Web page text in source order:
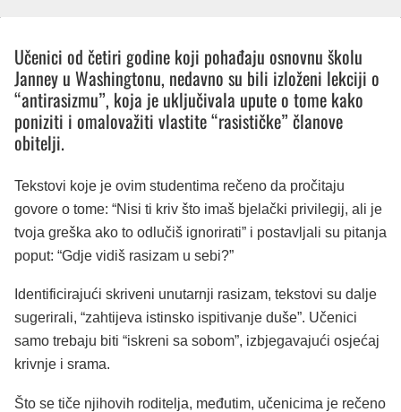
Učenici od četiri godine koji pohađaju osnovnu školu
Janney u Washingtonu, nedavno su bili izloženi lekciji o
“antirasizmu”, koja je uključivala upute o tome kako
poniziti i omalovažiti vlastite “rasističke” članove
obitelji.
Tekstovi koje je ovim studentima rečeno da pročitaju
govore o tome: “Nisi ti kriv što imaš bjelački privilegij, ali je
tvoja greška ako to odlučiš ignorirati” i postavljali su pitanja
poput: “Gdje vidiš rasizam u sebi?”
Identificirajući skriveni unutarnji rasizam, tekstovi su dalje
sugerirali, “zahtijeva istinsko ispitivanje duše”. Učenici
samo trebaju biti “iskreni sa sobom”, izbjegavajući osjećaj
krivnje i srama.
Što se tiče njihovih roditelja, međutim, učenicima je rečeno